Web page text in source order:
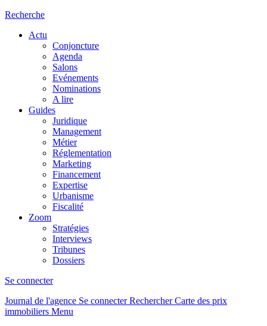
Recherche
Actu
Conjoncture
Agenda
Salons
Evénements
Nominations
A lire
Guides
Juridique
Management
Métier
Réglementation
Marketing
Financement
Expertise
Urbanisme
Fiscalité
Zoom
Stratégies
Interviews
Tribunes
Dossiers
Se connecter
Journal de l'agence Se connecterRechercher Carte des prix
immobiliers Menu